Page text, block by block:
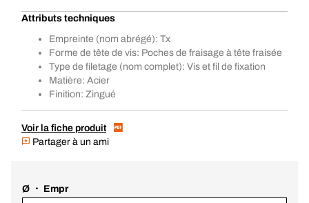
Attributs techniques
Empreinte (nom abrégé): Tx
Forme de tête de vis: Poches de fraisage à tête fraisée
Type de filetage (nom complet): Vis et fil de fixation
Matière: Acier
Finition: Zingué
Voir la fiche produit
Partager à un ami
Ø ・ Empr